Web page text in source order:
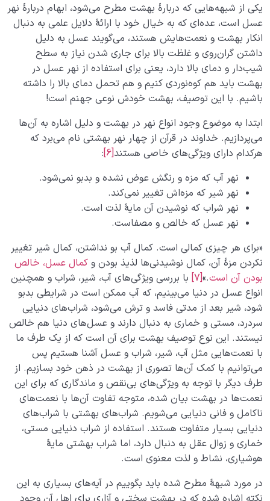
یکی از شبهه‌هایی که دربارۀ بهشت مطرح می‌شود، ابهام دربارۀ نهر
عسل است، عده‌ای که به خیال خود با ارائۀ دلایل علمی به دنبال
انکار بهشت و نعمت‌هایش هستند، می‌گویند عسل به دلیل
داشتن گران‌روی و غلظت بالا برای جاری شدن نیاز به سطح
شیب‌دار و دمای بالا دارد، یعنی برای استفاده از نهر عسل در
بهشت باید هم کوه‌نوردی کنیم و هم تحمل دمای بالا را داشته
باشیم. با این توصیف، بهشت خودش نوعی جهنم است!
ابتدا به موضوع وجود انواع نهر در بهشت و دلیل اشاره به آن‌ها
می‌پردازیم. خداوند در قرآن از چهار نهر بهشتی نام می‌برد که
هرکدام دارای ویژگی‌های خاصی هستند[6]
:
نهر آب که مزه و رنگش عوض نشده و بدبو نمی‌شود.
نهر شیر که مزه‌اش تغییر نمی‌کند.
نهر شراب که نوشیدن آن مایۀ لذت است.
نهر عسل که خالص و مصفاست.
«برای هر چیزی کمالی است. کمال آب بو نداشتن، کمال شیر تغییر
نکردن مزۀ آن، کمال نوشیدنی‌ها لذیذ بودن و کمال عسل، خالص
بودن آن است.»
[7]
با بررسی ویژگی‌های آب، شیر، شراب و همچنین
انواع عسل در دنیا می‌بینیم، که آب ممکن است در شرایطی بدبو
شود، شیر بعد از مدتی فاسد و ترش می‌شود، شراب‌های دنیایی
سردرد، مستی و خماری به دنبال دارند و عسل‌های دنیا هم خالص
نیستند. این نوع توصیف بهشت برای آن است که از یک طرف ما
با نعمت‌هایی مثل آب، شیر، شراب و عسل آشنا هستیم پس
می‌توانیم با کمک آن‌ها تصوری از بهشت در ذهن خود بسازیم. از
طرف دیگر با توجه به ویژگی‌های بی‌نقص و ماندگاری که برای این
نعمت‌ها در بهشت بیان شده، متوجه تفاوت آن‌ها با نعمت‌های
نا‌کامل و فانی دنیایی می‌شویم. شراب‌های بهشتی با شراب‌های
دنیایی بسیار متفاوت هستند. استفاده از شراب دنیایی مستی،
خماری و زوال عقل به دنبال دارد، اما شراب بهشتی مایۀ
هوشیاری، نشاط و لذت معنوی است.
در مورد شبهۀ مطرح شده باید بگوییم در آیه‌های بسیاری به این